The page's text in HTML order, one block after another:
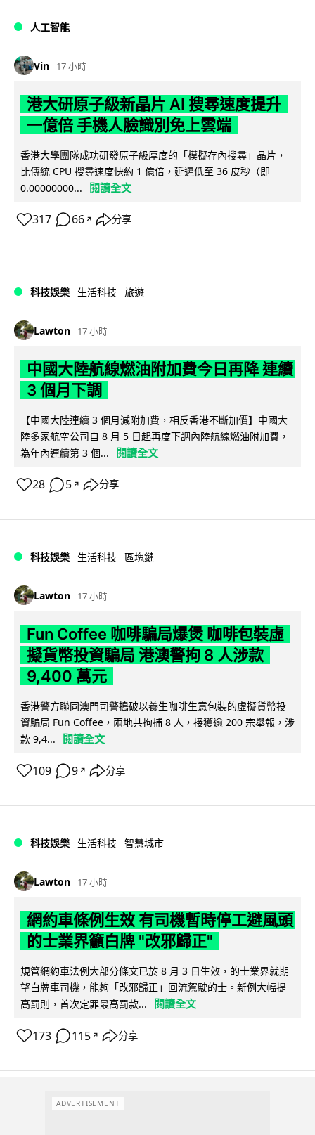
人工智能
Vin 17 小時
港大研原子級新晶片 AI 搜尋速度提升
一億倍 手機人臉識別免上雲端
香港大學團隊成功研發原子級厚度的「模擬存內搜尋」晶片，
比傳統 CPU 搜尋速度快約 1 億倍，延遲低至 36 皮秒（即
0.00000000...
閱讀全文
317 66 ↗ 分享
科技娛樂 生活科技 旅遊
Lawton 17 小時
中國大陸航線燃油附加費今日再降 連續
3 個月下調
【中國大陸連續 3 個月減附加費，相反香港不斷加價】中國大
陸多家航空公司自 8 月 5 日起再度下調內陸航線燃油附加費，
為年內連續第 3 個...
閱讀全文
28 5 ↗ 分享
科技娛樂 生活科技 區塊鏈
Lawton 17 小時
Fun Coffee 咖啡騙局爆煲 咖啡包裝虛
擬貨幣投資騙局 港澳警拘 8 人涉款
9,400 萬元
香港警方聯同澳門司警搗破以養生咖啡生意包裝的虛擬貨幣投
資騙局 Fun Coffee，兩地共拘捕 8 人，接獲逾 200 宗舉報，涉
款 9,4...
閱讀全文
109 9 ↗ 分享
科技娛樂 生活科技 智慧城市
Lawton 17 小時
網約車條例生效 有司機暫時停工避風頭
的士業界籲白牌 "改邪歸正"
規管網約車法例大部分條文已於 8 月 3 日生效，的士業界就期
望白牌車司機，能夠「改邪歸正」回流駕駛的士。新例大幅提
高罰則，首次定罪最高罰款...
閱讀全文
173 115 ↗ 分享
ADVERTISEMENT